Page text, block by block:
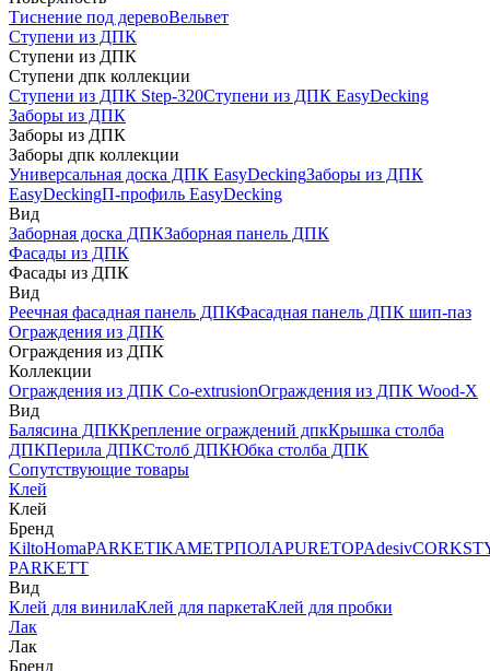
Тиснение под деревоВельвет
Ступени из ДПК
Ступени из ДПК
Ступени дпк коллекции
Ступени из ДПК Step-320Ступени из ДПК EasyDecking
Заборы из ДПК
Заборы из ДПК
Заборы дпк коллекции
Универсальная доска ДПК EasyDeckingЗаборы из ДПК
EasyDeckingП-профиль EasyDecking
Вид
Заборная доска ДПКЗаборная панель ДПК
Фасады из ДПК
Фасады из ДПК
Вид
Реечная фасадная панель ДПКФасадная панель ДПК шип-паз
Ограждения из ДПК
Ограждения из ДПК
Коллекции
Ограждения из ДПК Co-extrusionОграждения из ДПК Wood-X
Вид
Балясина ДПККрепление ограждений дпкКрышка столба
ДПКПерила ДПКСтолб ДПКЮбка столба ДПК
Сопутствующие товары
Клей
Клей
Бренд
KiltoHomaPARKETIKAМЕТРПОЛАPURETOPAdesiv
PARKETT
Вид
Клей для винилаКлей для паркетаКлей для пробки
Лак
Лак
Бренд